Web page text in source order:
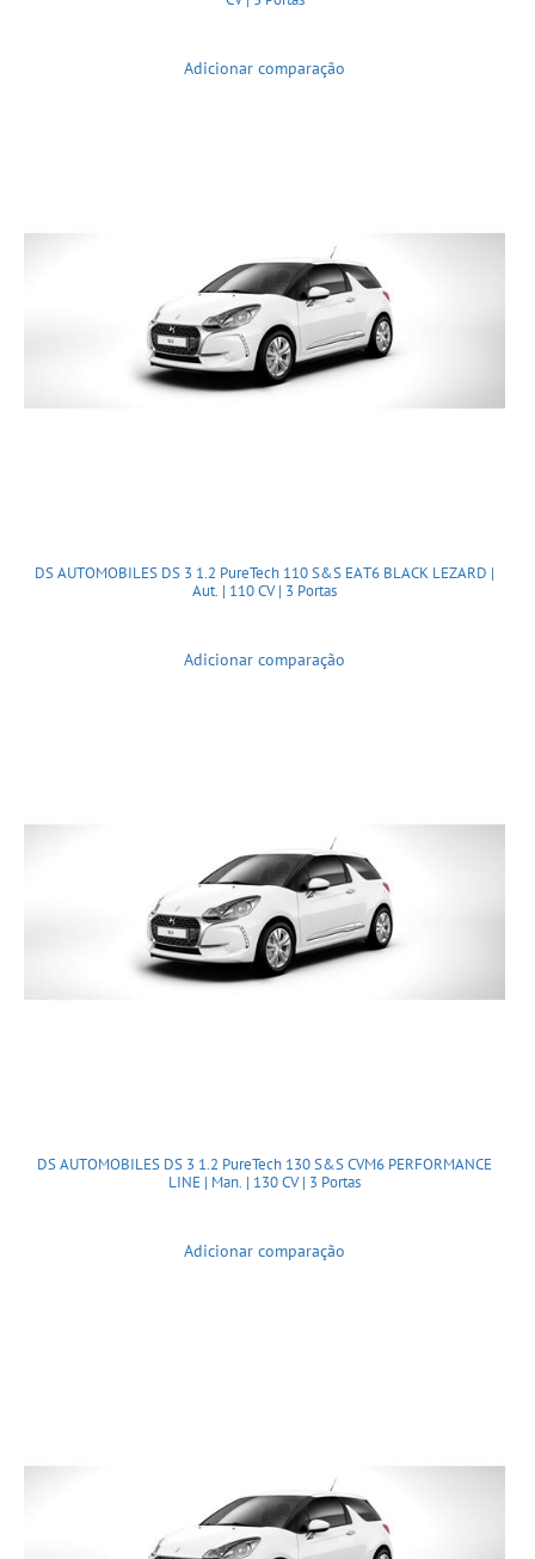
Adicionar comparação
DS AUTOMOBILES DS 3 1.2 PureTech 110 S&S EAT6 BLACK LEZARD |
Aut. | 110 CV | 3 Portas
Adicionar comparação
DS AUTOMOBILES DS 3 1.2 PureTech 130 S&S CVM6 PERFORMANCE
LINE | Man. | 130 CV | 3 Portas
Adicionar comparação